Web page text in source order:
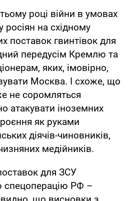
році війни в умовах
росіян на східному
поставок гвинтівок для
передусім Кремлю та
яких, імовірно,
Москва. І схоже, що
не соромляться
атакувати іноземних
як руками
діячів-чиновників,
медійників.
для ЗСУ
спецоперацію РФ –